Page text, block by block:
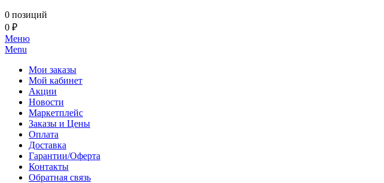
0 позиций
0 ₽
Меню
Menu
Мои заказы
Мой кабинет
Акции
Новости
Маркетплейс
Заказы и Цены
Оплата
Доставка
Гарантии/Оферта
Контакты
Обратная связь